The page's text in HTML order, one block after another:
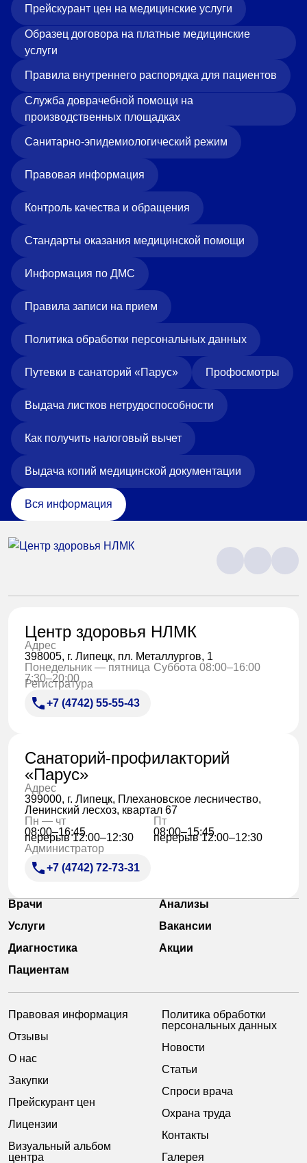
Прейскурант цен на медицинские услуги
Образец договора на платные медицинские
услуги
Правила внутреннего распорядка для пациентов
Служба доврачебной помощи на
производственных площадках
Санитарно-эпидемиологический режим
Правовая информация
Контроль качества и обращения
Стандарты оказания медицинской помощи
Информация по ДМС
Правила записи на прием
Политика обработки персональных данных
Путевки в санаторий «Парус» Профосмотры
Выдача листков нетрудоспособности
Как получить налоговый вычет
Выдача копий медицинской документации
Вся информация
Центр здоровья НЛМК
Адрес
398005, г. Липецк, пл. Металлургов, 1
Понедельник — пятница
7:30–20:00
Суббота 08:00–16:00
Регистратура
+7 (4742) 55-55-43
Санаторий-профилакторий
«Парус»
Адрес
399000, г. Липецк, Плехановское лесничество,
Ленинский лесхоз, квартал 67
Пн — чт
08:00–16:45
перерыв 12:00–12:30
Пт
08:00–15:45
перерыв 12:00–12:30
Администратор
+7 (4742) 72-73-31
Врачи
Анализы
Услуги
Вакансии
Диагностика
Акции
Пациентам
Правовая информация
Отзывы
О нас
Закупки
Прейскурант цен
Лицензии
Визуальный альбом
центра
Политика обработки
персональных данных
Новости
Статьи
Спроси врача
Охрана труда
Контакты
Галерея